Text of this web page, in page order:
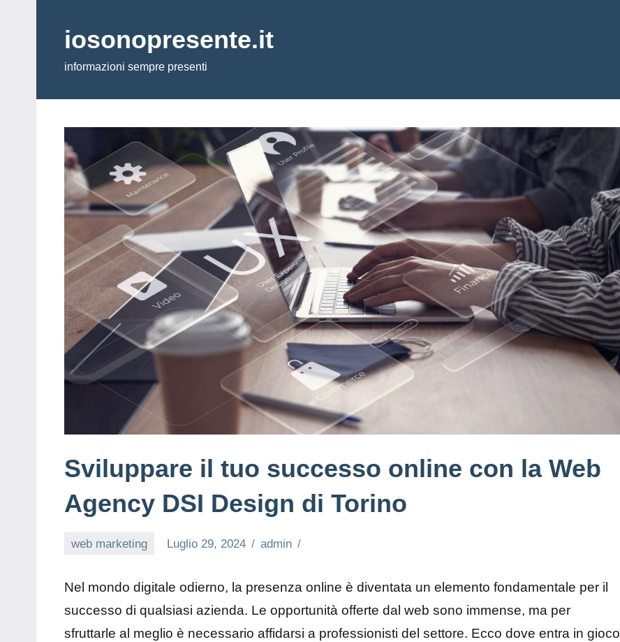
contenutoiosonopresente.it
informazioni sempre presenti
Sviluppare il tuo successo online con la Web
Agency DSI Design di Torino
web marketing Luglio 29, 2024 admin
Nel mondo digitale odierno, la presenza online è diventata un elemento fondamentale per il
successo di qualsiasi azienda. Le opportunità offerte dal web sono immense, ma per
sfruttarle al meglio è necessario affidarsi a professionisti del settore. Ecco dove entra in gioco